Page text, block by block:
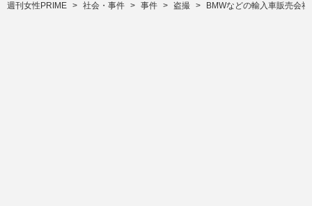
週刊女性PRIME 社会・事件 事件 盗撮 BMWなどの輸入車販売会